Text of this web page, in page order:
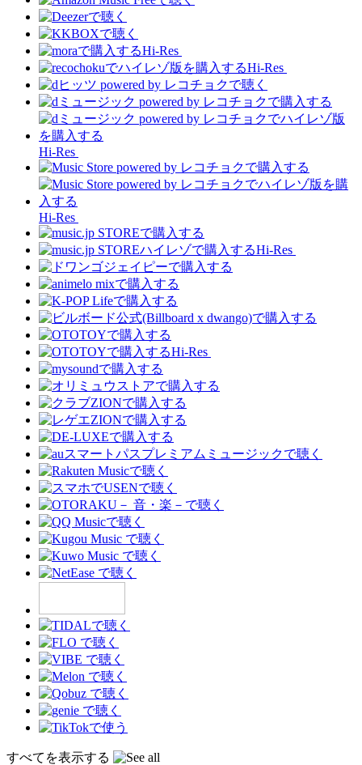
Hi-Res
Hi-Res
Hi-Res
Hi-Res
Hi-Res
Hi-Res
すべてを表示する